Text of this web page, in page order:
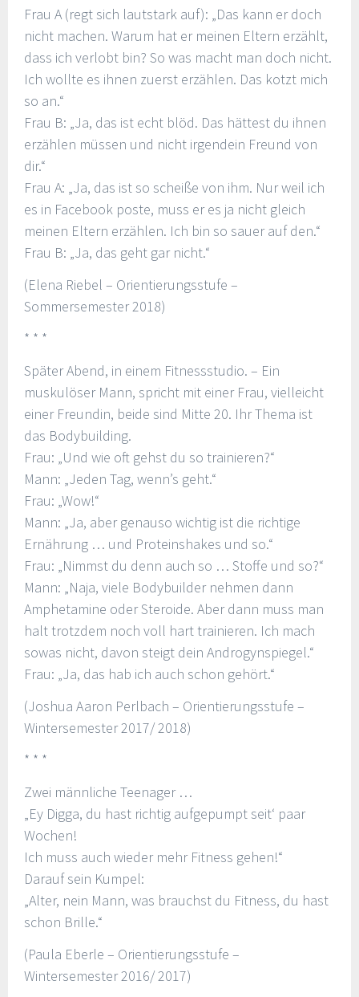
Frau A (regt sich lautstark auf): „Das kann er doch
nicht machen. Warum hat er meinen Eltern erzählt,
dass ich verlobt bin? So was macht man doch nicht.
Ich wollte es ihnen zuerst erzählen. Das kotzt mich
so an.“
Frau B: „Ja, das ist echt blöd. Das hättest du ihnen
erzählen müssen und nicht irgendein Freund von
dir.“
Frau A: „Ja, das ist so scheiße von ihm. Nur weil ich
es in Facebook poste, muss er es ja nicht gleich
meinen Eltern erzählen. Ich bin so sauer auf den.“
Frau B: „Ja, das geht gar nicht.“
(Elena Riebel – Orientierungsstufe –
Sommersemester 2018)
* * *
Später Abend, in einem Fitnessstudio. – Ein
muskulöser Mann, spricht mit einer Frau, vielleicht
einer Freundin, beide sind Mitte 20. Ihr Thema ist
das Bodybuilding.
Frau: „Und wie oft gehst du so trainieren?“
Mann: „Jeden Tag, wenn’s geht.“
Frau: „Wow!“
Mann: „Ja, aber genauso wichtig ist die richtige
Ernährung … und Proteinshakes und so.“
Frau: „Nimmst du denn auch so … Stoffe und so?“
Mann: „Naja, viele Bodybuilder nehmen dann
Amphetamine oder Steroide. Aber dann muss man
halt trotzdem noch voll hart trainieren. Ich mach
sowas nicht, davon steigt dein Androgynspiegel.“
Frau: „Ja, das hab ich auch schon gehört.“
(Joshua Aaron Perlbach – Orientierungsstufe –
Wintersemester 2017/ 2018)
* * *
Zwei männliche Teenager …
„Ey Digga, du hast richtig aufgepumpt seit‘ paar
Wochen!
Ich muss auch wieder mehr Fitness gehen!“
Darauf sein Kumpel:
„Alter, nein Mann, was brauchst du Fitness, du hast
schon Brille.“
(Paula Eberle – Orientierungsstufe –
Wintersemester 2016/ 2017)